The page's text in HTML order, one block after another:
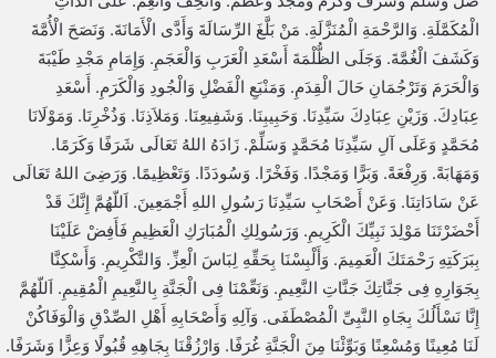
الْمُكَمَّلَةِ. وَالرَّحْمَةِ الْمُنَزَّلَةِ. مَنْ بَلَّغَ الرِّسَالَةَ وَأَدَّى الْأَمَانَةَ. وَنَصَحَ الْأُمَّةَ
وَكَشَفَ الْغُمَّةَ. وَجَلَى الظُّلْمَةَ أَسْعَدِ الْعَرَبِ وَالْعَجَمِ. وَإِمَامِ مَجْدِ طَيْبَةَ
وَالْحَرَمَ وَتَرْجُمَانِ حَالَ الْقِدَمِ. وَمَنْبَعِ الْفَضْلِ وَالْجُودِ وَالْكَرَمِ. أَسْعَدِ
عِبَادِكَ. وَزَيْنِ عِبَادِكَ سَيِّدِنَا. وَحَبِيبِنَا. وَشَفِيعِنَا. وَمَلاَذِنَا. وَذُخْرِنَا. وَمَوْلَانَا
مُحَمَّدٍ وَعَلَى آلِ سَيِّدِنَا مُحَمَّدٍ وَسَلِّمْ. زَادَهُ اللهُ تَعَالَى شَرَفًا وَكَرَمًا.
وَمَهَابَةً. وَرِفْعَةً. وَبَرًّا وَمَجْدًا. وَفَخْرًا. وَسُودَدًا. وَتَعْظِيمًا. وَرَضِىَ اللهُ تَعَالَى
عَنْ سَادَاتِنَا. وَعَنْ أَصْحَابِ سَيِّدِنَا رَسُولِ اللهِ أَجْمَعِينَ. اَللّهُمَّ إِنَّكَ قَدْ
أَحْضَرْتَنَا مَوْلِدَ نَبِيِّكَ الْكَرِيمِ. وَرَسُولِكِ الْمُبَارَكِ الْعَظِيمِ فَأَفِضْ عَلَيْنَا
بِبَرَكَتِهِ رَحْمَتَكَ الْعَمِيمَ. وَأَلْبِسْنَا بِحَقِّهِ لِبَاسَ الْعِزِّ. وَالتَّكْرِيمِ. وَأَسْكِنَّا
بِجَوَارِهِ فِى جَنَّاتِكَ جَنَّاتِ النَّعِيمِ. وَنَعِّمْنَا فِى الْجَنَّةِ بِالنَّعِيمِ الْمُقِيمِ. اَللّهُمَّ
إِنَّا نَسْأَلُكَ بِجَاهِ النَّبِىِّ الْمُصْطَفَى. وَآلِهِ وَأَصْحَابِهِ أَهْلِ الصِّدْقِ وَالْوَفَاكُنْ
لَنَا مُعِينًا وَمُسْعِنًا وَبَوِّئْنَا مِنَ الْجَنَّةِ غُرَفًا. وَارْزُقْنَا بِجَاهِهِ قُبُولًا وَعِزًّا وَشَرَفًا.